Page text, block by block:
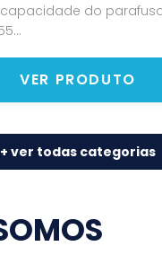
capacidade do
VER PRODUTO
+ ver todas categorias